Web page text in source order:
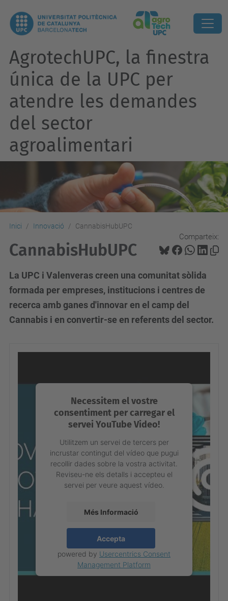
AgrotechUPC, la finestra
única de la UPC per
atendre les demandes
del sector
agroalimentari
Inici Innovació CannabisHubUPC
Comparteix:
CannabisHubUPC
La UPC i Valenveras creen una comunitat sòlida
formada per empreses, institucions i centres de
recerca amb ganes d'innovar en el camp del
Cannabis i en convertir-se en referents del sector.
Necessitem el vostre
consentiment per carregar el
servei YouTube Video!
Utilitzem un servei de tercers per
incrustar contingut del vídeo que pugui
recollir dades sobre la vostra activitat.
Reviseu-ne els detalls i accepteu el
servei per veure aquest vídeo.
Més Informació
Accepta
powered by Usercentrics Consent
Management Platform